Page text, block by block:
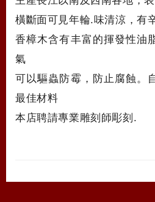
橫斷面可見年輪.味清涼，有
香樟木含有丰富的揮發性油
氣
可以驅蟲防霉，防止腐蝕。
最佳材料
本店聘請專業雕刻師彫刻.